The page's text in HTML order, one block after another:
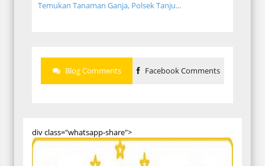
Temukan Tanaman Ganja, Polsek Tanju...
Blog Comments Facebook Comments
div class="whatsapp-share">